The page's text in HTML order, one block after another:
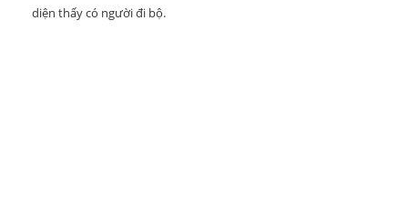
diện thấy có người đi bộ.